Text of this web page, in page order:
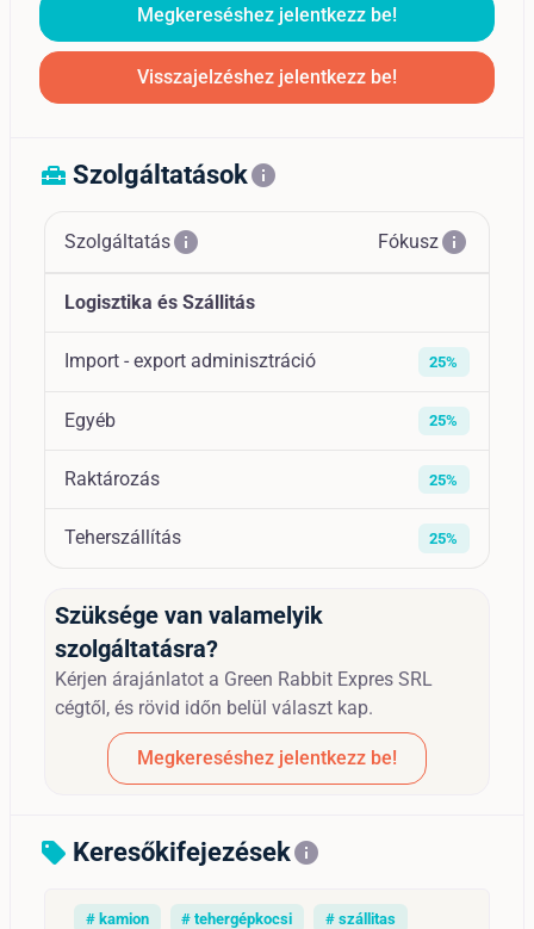
Megkereséshez jelentkezz be!
Visszajelzéshez jelentkezz be!
home_repair_service Szolgáltatásokinfo
Szolgáltatásinfo Fókuszinfo
Logisztika és Szállitás
Import - export adminisztráció 25%
Egyéb 25%
Raktározás 25%
Teherszállítás 25%
Szüksége van valamelyik
szolgáltatásra?
Kérjen árajánlatot a Green Rabbit Expres SRL
cégtől, és rövid időn belül választ kap.
Megkereséshez jelentkezz be!
sell Keresőkifejezésekinfo
# kamion # tehergépkocsi # szállitas